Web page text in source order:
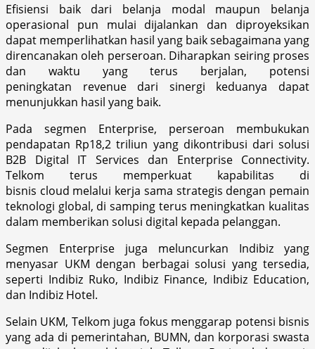
Efisiensi baik dari belanja modal maupun belanja
operasional pun mulai dijalankan dan diproyeksikan
dapat memperlihatkan hasil yang baik sebagaimana yang
direncanakan oleh perseroan. Diharapkan seiring proses
dan waktu yang terus berjalan, potensi
peningkatan revenue dari sinergi keduanya dapat
menunjukkan hasil yang baik.
Pada segmen Enterprise, perseroan membukukan
pendapatan Rp18,2 triliun yang dikontribusi dari solusi
B2B Digital IT Services dan Enterprise Connectivity.
Telkom terus memperkuat kapabilitas di
bisnis cloud melalui kerja sama strategis dengan pemain
teknologi global, di samping terus meningkatkan kualitas
dalam memberikan solusi digital kepada pelanggan.
Segmen Enterprise juga meluncurkan Indibiz yang
menyasar UKM dengan berbagai solusi yang tersedia,
seperti Indibiz Ruko, Indibiz Finance, Indibiz Education,
dan Indibiz Hotel.
Selain UKM, Telkom juga fokus menggarap potensi bisnis
yang ada di pemerintahan, BUMN, dan korporasi swasta